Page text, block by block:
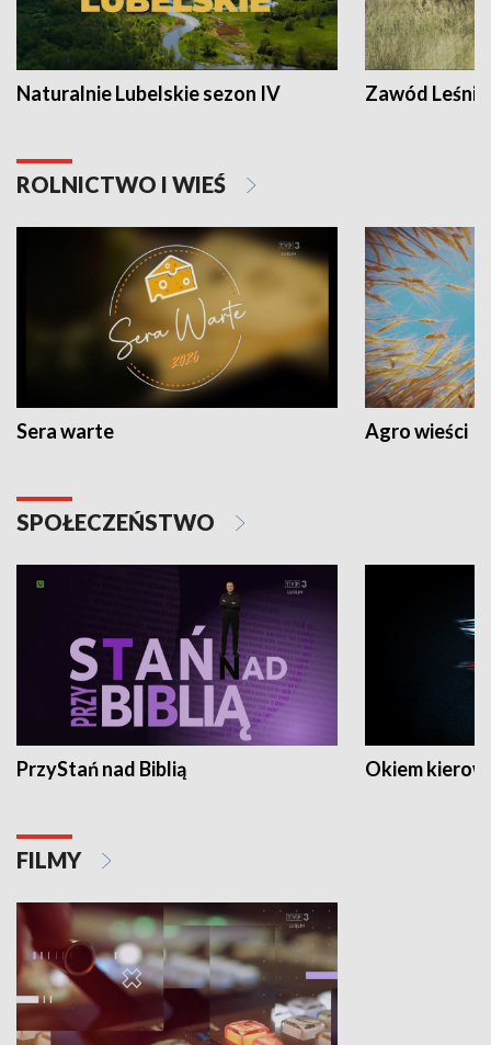
Naturalnie Lubelskie sezon IV Zawód Leśnik
ROLNICTWO I WIEŚ
Sera warte Agro wieści
SPOŁECZEŃSTWO
PrzyStań nad Biblią Okiem
FILMY